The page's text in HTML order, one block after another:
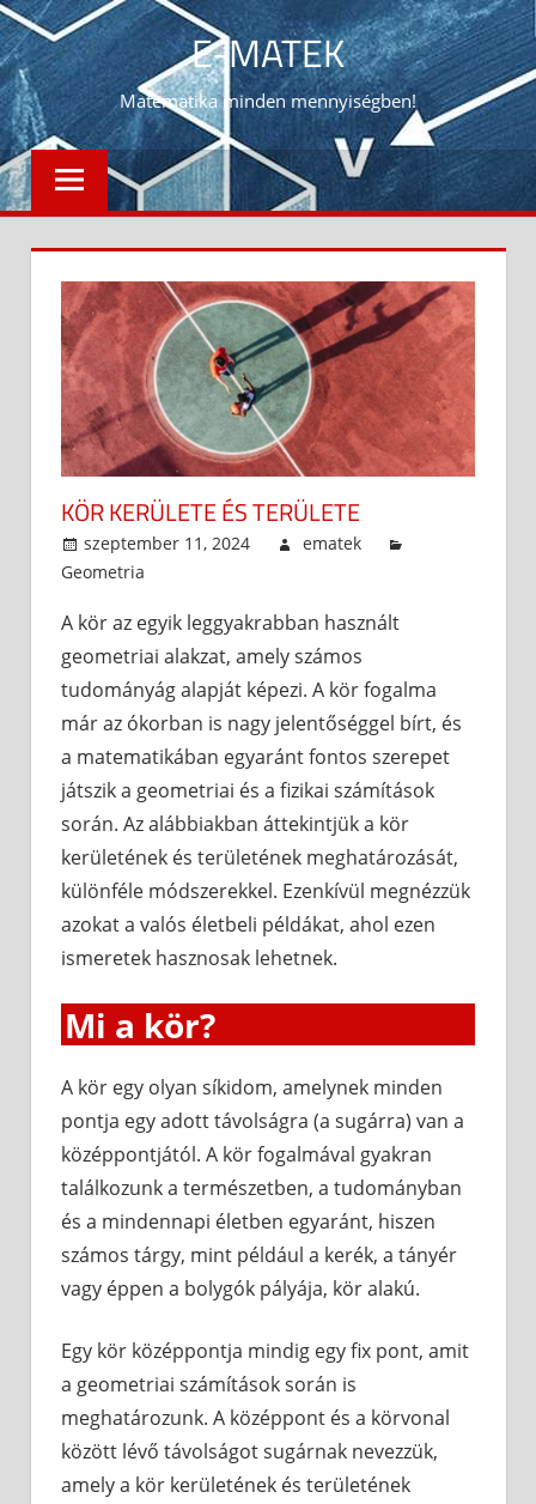
Skip
to
content
E-MATEK
Matematika minden mennyiségben!
KÖR KERÜLETE ÉS TERÜLETE
szeptember 11, 2024
ematek
Geometria
A kör az egyik leggyakrabban használt
geometriai alakzat, amely számos
tudományág alapját képezi. A kör fogalma
már az ókorban is nagy jelentőséggel bírt, és
a matematikában egyaránt fontos szerepet
játszik a geometriai és a fizikai számítások
során. Az alábbiakban áttekintjük a kör
kerületének és területének meghatározását,
különféle módszerekkel. Ezenkívül megnézzük
azokat a valós életbeli példákat, ahol ezen
ismeretek hasznosak lehetnek.
Mi a kör?
A kör egy olyan síkidom, amelynek minden
pontja egy adott távolságra (a sugárra) van a
középpontjától. A kör fogalmával gyakran
találkozunk a természetben, a tudományban
és a mindennapi életben egyaránt, hiszen
számos tárgy, mint például a kerék, a tányér
vagy éppen a bolygók pályája, kör alakú.
Egy kör középpontja mindig egy fix pont, amit
a geometriai számítások során is
meghatározunk. A középpont és a körvonal
között lévő távolságot sugárnak nevezzük,
amely a kör kerületének és területének